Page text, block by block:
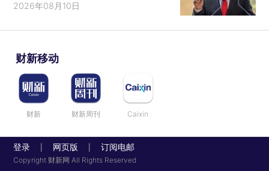
2026年08月10日
财新移动
财新 财新周刊 Caixin
登录 网页版 订阅电邮
Copyright 财新网 All Rights Reserved